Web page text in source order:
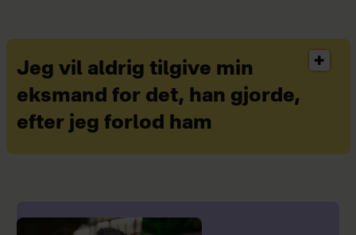
Jeg vil aldrig tilgive min
eksmand for det, han gjorde,
efter jeg forlod ham